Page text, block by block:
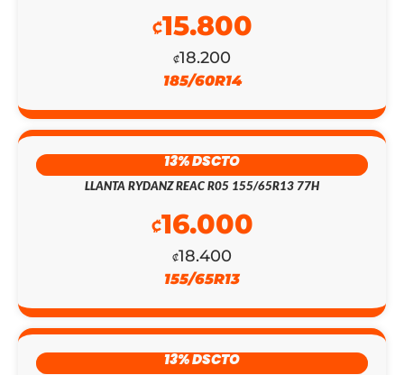
₡18.200
₡15.800
185/60R14
13% DSCTO
LLANTA RYDANZ REAC R05 155/65R13 77H
₡18.400
₡16.000
155/65R13
13% DSCTO